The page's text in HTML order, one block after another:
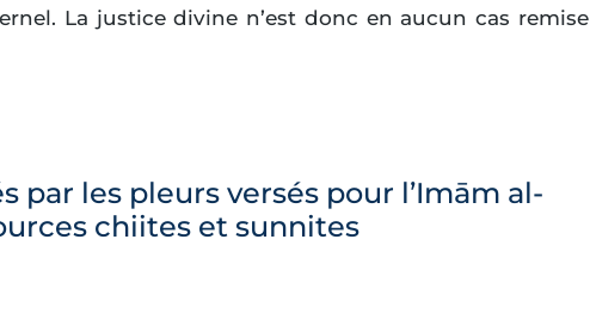
La justice divine n’est donc en aucun cas remise
par les pleurs versés pour l’Imām al-
chiites et sunnites